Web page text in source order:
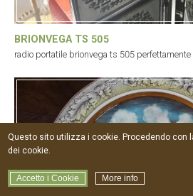
BRIONVEGA TS 505
radio portatile brionvega ts 505
Questo sito utilizza i cookie. Procedendo con
dei cookie.
Accetto i Cookie More info